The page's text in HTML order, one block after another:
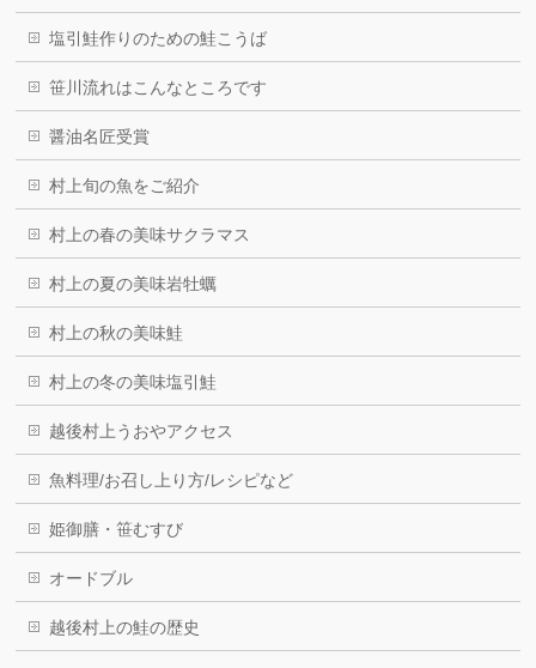
塩引鮭作りのための鮭こうば
笹川流れはこんなところです
醤油名匠受賞
村上旬の魚をご紹介
村上の春の美味サクラマス
村上の夏の美味岩牡蠣
村上の秋の美味鮭
村上の冬の美味塩引鮭
越後村上うおやアクセス
魚料理/お召し上り方/レシピなど
姫御膳・笹むすび
オードブル
越後村上の鮭の歴史